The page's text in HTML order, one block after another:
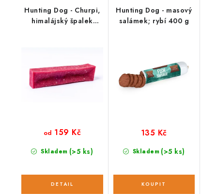
Hunting Dog - Churpi,
himalájský špalek
Skladem (>5 ks)
od 159 Kč
Hunting Dog - masový
salámek; rybí 400 g
Skladem (>5 ks)
135 Kč